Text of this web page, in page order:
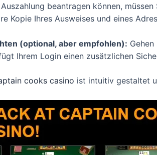
beantragen können,
Kopie Ihres Ausweises und eines
(optional, aber empfohlen):
Ihrem Login einen zusätzlichen
cooks casino ist intuitiv gestaltet